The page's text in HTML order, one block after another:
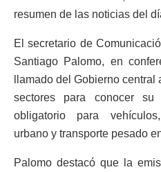
resumen de las noticias del
El secretario de
Santiago Palomo, en
llamado del Gobierno
sectores para conocer
obligatorio para
urbano y transporte pesado
Palomo destacó que la